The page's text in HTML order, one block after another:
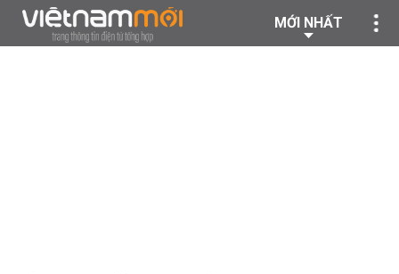
MỚI NHẤT